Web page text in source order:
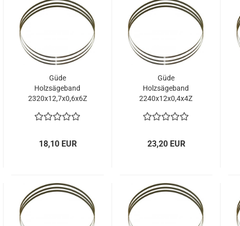
Güde
Holzsägeband
2320x12,7x0,6x6Z
18,10 EUR
Güde
Holzsägeband
2240x12x0,4x4Z
23,20 EUR